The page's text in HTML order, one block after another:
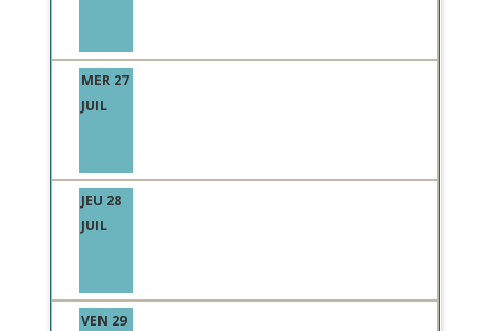
MER 27
JUIL
JEU 28
JUIL
VEN 29